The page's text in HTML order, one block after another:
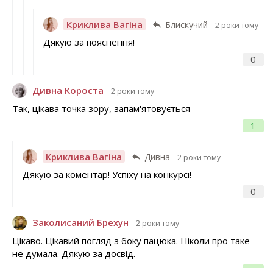
Криклива Вагіна Блискучий 2 роки тому
0
Дякую за пояснення!
Дивна Короста 2 роки тому
1
Так, цікава точка зору, запам'ятовується
Криклива Вагіна Дивна 2 роки тому
0
Дякую за коментар! Успіху на конкурсі!
Заколисаний Брехун 2 роки тому
Цікаво. Цікавий погляд з боку пацюка. Ніколи про таке
не думала. Дякую за досвід.